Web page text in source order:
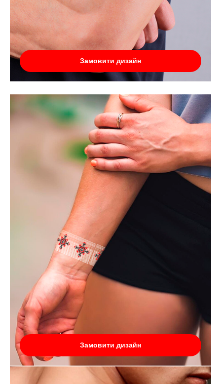
Замовити дизайн
Замовити дизайн